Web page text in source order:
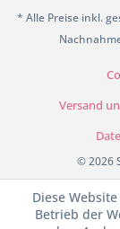
* Alle Preise inkl.
Versand
© 2026
Diese
Betrieb der